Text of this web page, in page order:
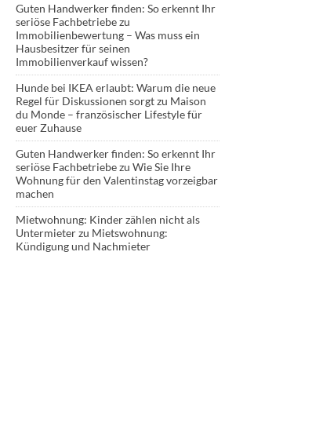
Guten Handwerker finden: So erkennt Ihr
seriöse Fachbetriebezu
Immobilienbewertung – Was muss ein
Hausbesitzer für seinen
Immobilienverkauf wissen?
Hunde bei IKEA erlaubt: Warum die neue
Regel für Diskussionen sorgtzu Maison
du Monde – französischer Lifestyle für
euer Zuhause
Guten Handwerker finden: So erkennt Ihr
seriöse Fachbetriebezu Wie Sie Ihre
Wohnung für den Valentinstag vorzeigbar
machen
Mietwohnung: Kinder zählen nicht als
Untermieterzu Mietswohnung:
Kündigung und Nachmieter